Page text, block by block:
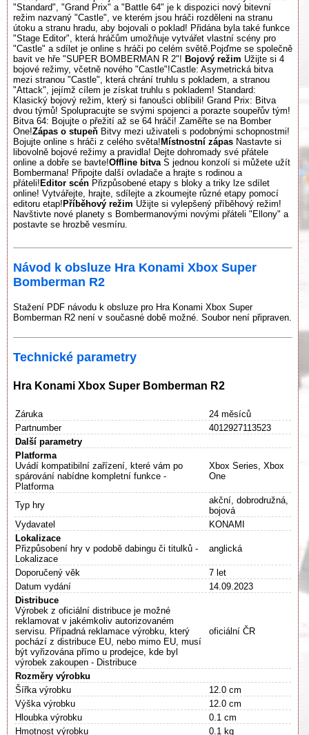
"Standard", "Grand Prix" a "Battle 64" je k dispozici nový bitevní
režim nazvaný "Castle", ve kterém jsou hráči rozděleni na stranu
útoku a stranu hradu, aby bojovali o poklad! Přidána byla také funkce
"Stage Editor", která hráčům umožňuje vytvářet vlastní scény pro
"Castle" a sdílet je online s hráči po celém světě.Pojďme se společně
bavit ve hře "SUPER BOMBERMAN R 2"! Bojový režim Užijte si 4
bojové režimy, včetně nového "Castle"!Castle: Asymetrická bitva
mezi stranou "Castle", která chrání truhlu s pokladem, a stranou
"Attack", jejímž cílem je získat truhlu s pokladem! Standard:
Klasický bojový režim, který si fanoušci oblíbili! Grand Prix: Bitva
dvou týmů! Spolupracujte se svými spojenci a porazte soupeřův tým!
Bitva 64: Bojujte o přežití až se 64 hráči! Zaměřte se na Bomber
One!Zápas o stupeň Bitvy mezi uživateli s podobnými schopnostmi!
Bojujte online s hráči z celého světa! Místnostní zápas Nastavte si
libovolně bojové režimy a pravidla! Dejte dohromady své přátele
online a dobře se bavte!Offline bitvaS jednou konzolí si můžete užít
Bombermana! Připojte další ovladače a hrajte s rodinou a
přáteli! Editor scén Přizpůsobené etapy s bloky a triky lze sdílet
online! Vytvářejte, hrajte, sdílejte a zkoumejte různé etapy pomocí
editoru etap! Příběhový režim Užijte si vylepšený příběhový režim!
Navštivte nové planety s Bombermanovými novými přáteli "Ellony" a
postavte se hrozbě vesmíru.
Návod k obsluze Hra Konami Xbox Super
Bomberman R2
Stažení PDF návodu k obsluze pro Hra Konami Xbox Super
Bomberman R2 není v současné době možné. Soubor není připraven.
Technické parametry
Hra Konami Xbox Super Bomberman R2
Záruka
24 měsíců
Partnumber
4012927113523
Další parametry
Platforma
Uvádí kompatibilní zařízení, které vám po
spárování nabídne kompletní funkce -
Platforma
Xbox Series, Xbox
One
Typ hry
akční, dobrodružná,
bojová
Vydavatel
KONAMI
Lokalizace
Přizpůsobení hry v podobě dabingu či titulků -
Lokalizace
anglická
Doporučený věk
7 let
Datum vydání
14.09.2023
Distribuce
Výrobek z oficiální distribuce je možné
reklamovat v jakémkoliv autorizovaném
servisu. Případná reklamace výrobku, který
pochází z distribuce EU, nebo mimo EU, musí
být vyřizována přímo u prodejce, kde byl
výrobek zakoupen - Distribuce
oficiální ČR
Rozměry výrobku
Šířka výrobku
12.0 cm
Výška výrobku
12.0 cm
Hloubka výrobku
0.1 cm
Hmotnost výrobku
0.1 kg